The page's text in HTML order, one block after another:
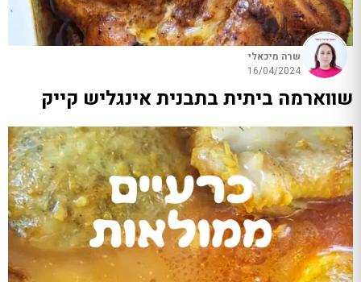
שרה מיכאלי
16/04/2024
שווארמה ביתית בתבנית אינגליש קייק